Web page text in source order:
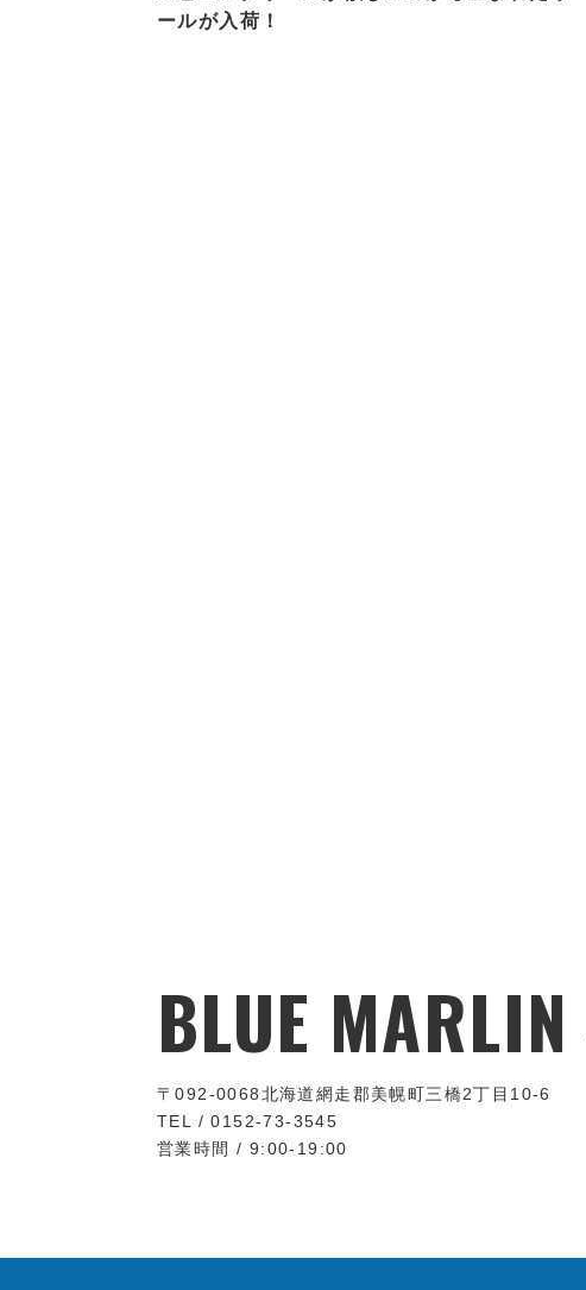
ールが入荷！
BLUE MARLIN
〒092-0068北海道網走郡美幌町三橋2丁目10-6
TEL / 0152-73-3545
営業時間 / 9:00-19:00